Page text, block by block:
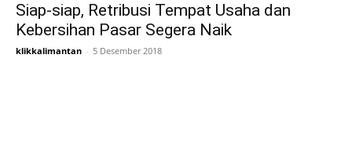
Siap-siap, Retribusi Tempat Usaha dan
Kebersihan Pasar Segera Naik
klikkalimantan - 5 Desember 2018